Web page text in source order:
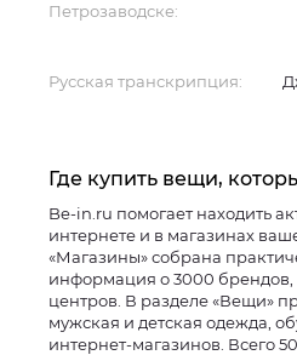
Петрозаводске:
Русская транскрипция:
Где купить вещи,
Be-in.ru помогает находить
интернете и в магазинах
«Магазины» собрана
информация о 3000 брендов,
центров. В разделе «Вещи»
мужская и детская одежда,
интернет-магазинов. Всего